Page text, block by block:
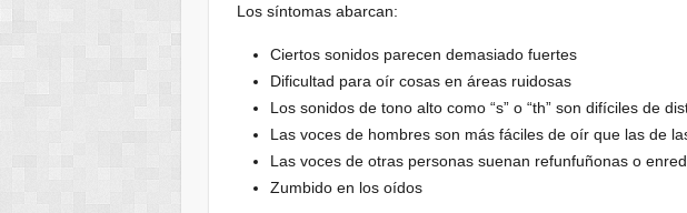
Los síntomas abarcan:
Ciertos sonidos parecen demasiado fuertes
Dificultad para oír cosas en áreas ruidosas
Los sonidos de tono alto como “s” o “th” son difíciles de
Las voces de hombres son más fáciles de oír que las de
Las voces de otras personas suenan refunfuñonas o
Zumbido en los oídos